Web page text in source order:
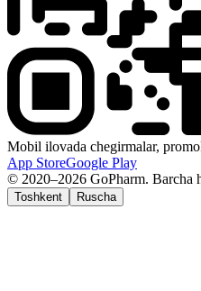
Mobil ilovada chegirmalar,
App StoreGoogle Play
© 2020–2026 GoPharm. Barcha
Toshkent Ruscha